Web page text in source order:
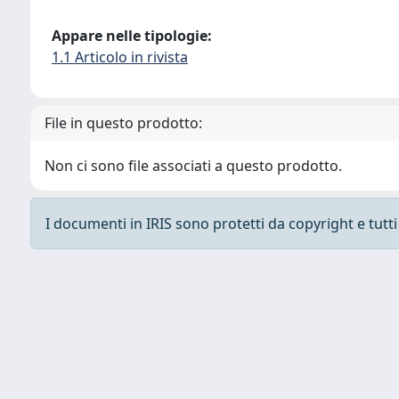
Appare nelle tipologie:
1.1 Articolo in rivista
File in questo prodotto:
Non ci sono file associati a questo prodotto.
I documenti in IRIS sono protetti da copyright e